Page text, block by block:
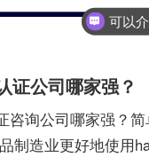
证公司哪家强？
咨询公司哪家强？
制造业更好地使用